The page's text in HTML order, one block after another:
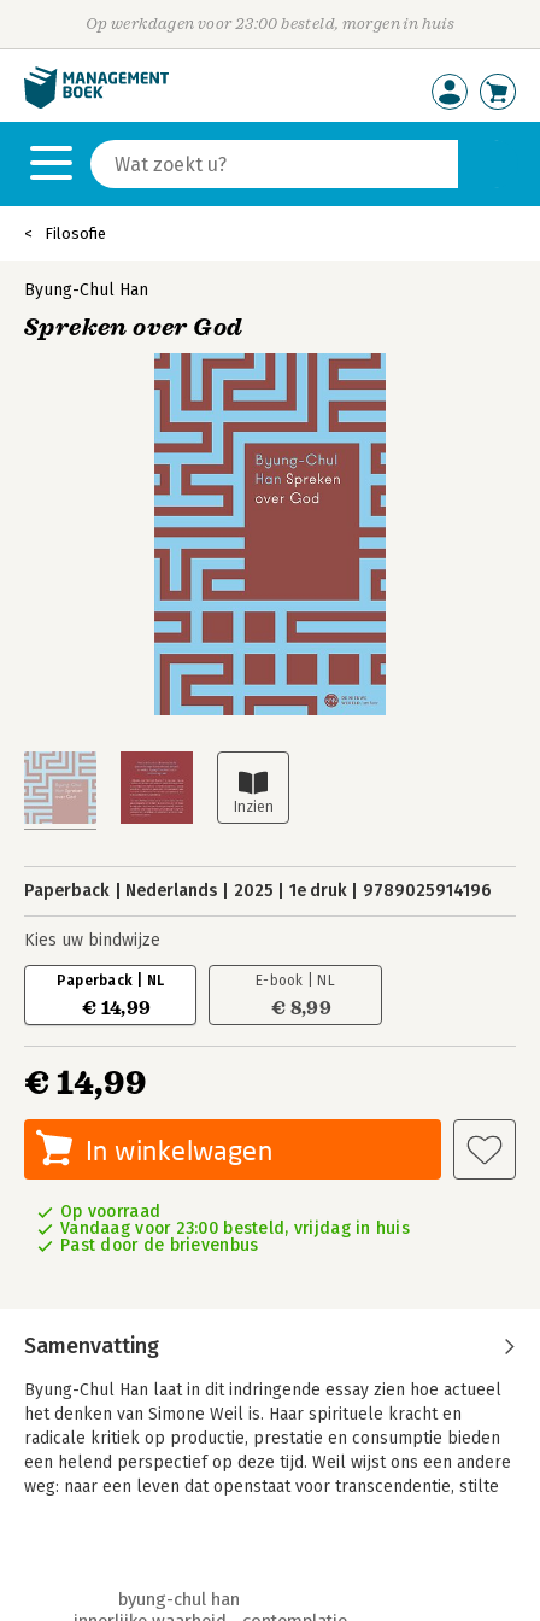
Op werkdagen voor 23:00 besteld, morgen in huis
Filosofie
Byung-Chul Han
Spreken over God
Paperback Nederlands 2025 1e druk 9789025914196
Kies uw bindwijze
Paperback | NL
€ 14,99
E-book | NL
€ 8,99
€ 14,99
In winkelwagen
Op voorraad
Vandaag voor 23:00 besteld, vrijdag in huis
Past door de brievenbus
Samenvatting
Byung-Chul Han laat in dit indringende essay zien hoe actueel
het denken van Simone Weil is. Haar spiritue­le kracht en
radicale kritiek op productie, prestatie en consumptie bieden
een helend perspectief op deze tijd. Weil wijst ons een andere
weg: naar een leven dat openstaat voor transcendentie, stilte
Over eerder werk: 'Tegenwoordig sjouw ik dit boek overal met
byung-chul han